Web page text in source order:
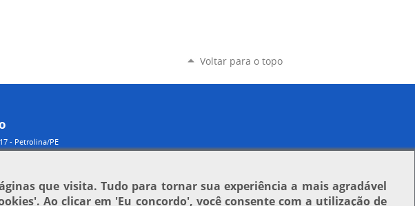
Voltar para o topo
- Petrolina/PE
que visita. Tudo para tornar sua experiência a mais agradável
. Ao clicar em 'Eu concordo', você consente com a utilização de